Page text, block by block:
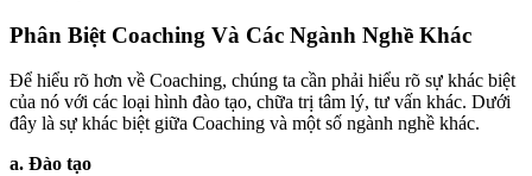
Phân Biệt Coaching Và Các Ngành Nghề Khác
Để hiểu rõ hơn về Coaching, chúng ta cần phải hiểu rõ sự khác biệt
của nó với các loại hình đào tạo, chữa trị tâm lý, tư vấn khác. Dưới
đây là sự khác biệt giữa Coaching và một số ngành nghề khác.
a. Đào tạo